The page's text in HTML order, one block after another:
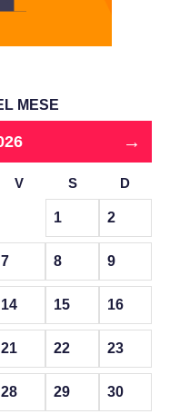
MESE
→
V S D
1 2
7 8 9
14 15 16
21 22 23
28 29 30